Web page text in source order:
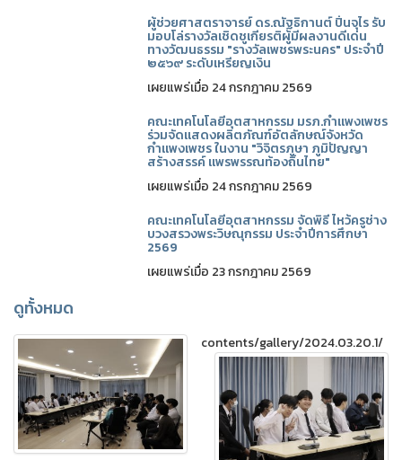
ผู้ช่วยศาสตราจารย์ ดร.ณัฐธิกานต์ ปิ่นจุไร รับ
มอบโล่รางวัลเชิดชูเกียรติผู้มีผลงานดีเด่น
ทางวัฒนธรรม "รางวัลเพชรพระนคร" ประจำปี
๒๕๖๙ ระดับเหรียญเงิน
เผยแพร่เมื่อ 24 กรกฎาคม 2569
คณะเทคโนโลยีอุตสาหกรรม มรภ.กำแพงเพชร
ร่วมจัดแสดงผลิตภัณฑ์อัตลักษณ์จังหวัด
กำแพงเพชร ในงาน "วิจิตรภูษา ภูมิปัญญา
สร้างสรรค์ แพรพรรณท้องถิ่นไทย"
เผยแพร่เมื่อ 24 กรกฎาคม 2569
คณะเทคโนโลยีอุตสาหกรรม จัดพิธี ไหว้ครูช่าง
บวงสรวงพระวิษณุกรรม ประจำปีการศึกษา
2569
เผยแพร่เมื่อ 23 กรกฎาคม 2569
ดูทั้งหมด
contents/gallery/2024.03.20.1/